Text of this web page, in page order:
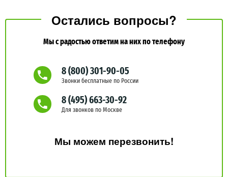
Остались вопросы?
Мы с радостью ответим на них по телефону
8 (800) 301-90-05
Звонки бесплатные по России
8 (495) 663-30-92
Для звонков по Москве
Мы можем перезвонить!